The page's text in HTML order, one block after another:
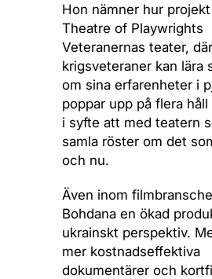
Hon nämner hur
Theatre of Playwrights
Veteranernas teater, där
krigsveteraner kan lära
om sina erfarenheter i
poppar upp på flera
i syfte att med teatern
samla röster om det
och nu.
Även inom
Bohdana en ökad
ukrainskt perspektiv.
mer kostnadseffektiva
dokumentärer och